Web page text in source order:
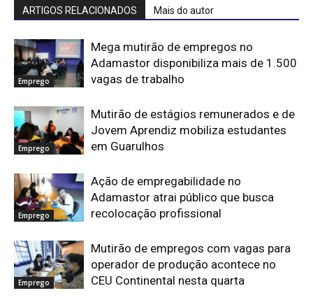
ARTIGOS RELACIONADOS Mais do autor
Emprego
Mega mutirão de empregos no
Adamastor disponibiliza mais de 1.500
vagas de trabalho
Emprego
Mutirão de estágios remunerados e de
Jovem Aprendiz mobiliza estudantes
em Guarulhos
Emprego
Ação de empregabilidade no
Adamastor atrai público que busca
recolocação profissional
Emprego
Mutirão de empregos com vagas para
operador de produção acontece no
CEU Continental nesta quarta